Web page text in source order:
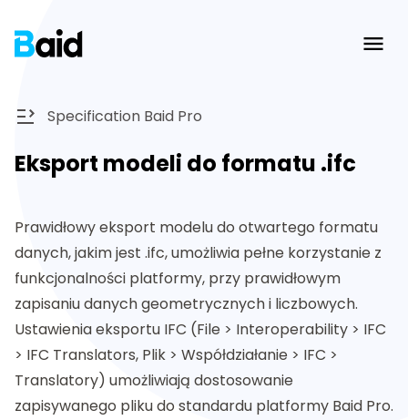
Specification Baid Pro
Eksport modeli do formatu .ifc
Prawidłowy eksport modelu do otwartego formatu
danych, jakim jest .ifc, umożliwia pełne korzystanie z
funkcjonalności platformy, przy prawidłowym
zapisaniu danych geometrycznych i liczbowych.
Ustawienia eksportu IFC (File > Interoperability > IFC
> IFC Translators, Plik > Współdziałanie > IFC >
Translatory) umożliwiają dostosowanie
zapisywanego pliku do standardu platformy Baid Pro.